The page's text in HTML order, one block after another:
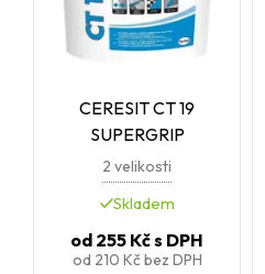
CERESIT CT 19
SUPERGRIP
2 velikosti
Skladem
od 255 Kčs DPH
od 210 Kčbez DPH